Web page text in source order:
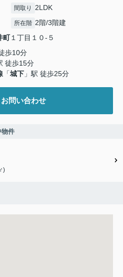
間取り 2LDK
所在階 2階/3階建
町１丁目１０-５
歩10分
徒歩15分
「城下 」駅 徒歩25分
お問い合わせ
件
)